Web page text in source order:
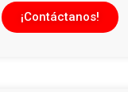
¡Contáctanos!